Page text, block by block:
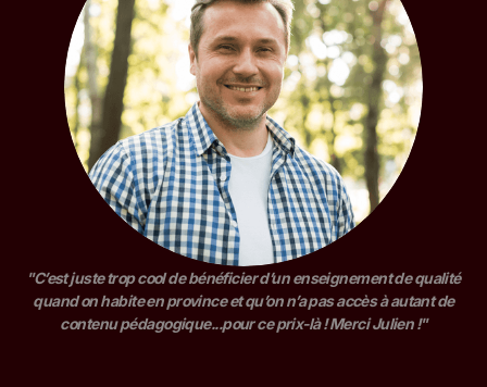
"C’est juste trop cool de bénéficier d’un enseignement de qualité
quand on habite en province et qu’on n’a pas accès à autant de
contenu pédagogique...pour ce prix-là ! Merci Julien !"